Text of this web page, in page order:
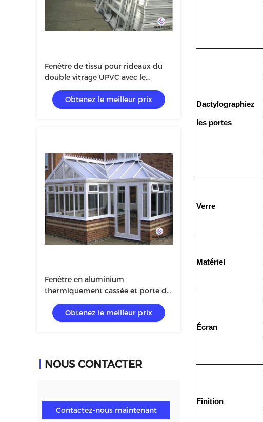
Fenêtre de tissu pour rideaux du
double vitrage UPVC avec le
moustique
Obtenez le meilleur prix
Fenêtre en aluminium
thermiquement cassée et porte de
60 séries pour la villa avec du verre
trempé 5+12A+5mm
Obtenez le meilleur prix
NOUS CONTACTER
Contactez-nous maintenant
Dactylographiez
les portes
Verre
Matériel
Écran
Finition